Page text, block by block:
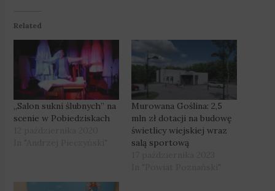
Related
„Salon sukni ślubnych” na
scenie w Pobiedziskach
Murowana Goślina: 2,5
mln zł dotacji na budowę
świetlicy wiejskiej wraz
salą sportową